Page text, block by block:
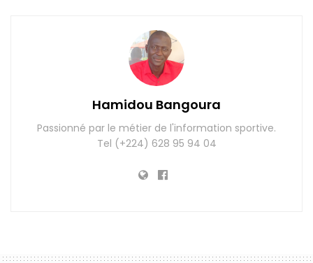
Hamidou Bangoura
Passionné par le métier de l'information sportive.
Tel (+224) 628 95 94 04